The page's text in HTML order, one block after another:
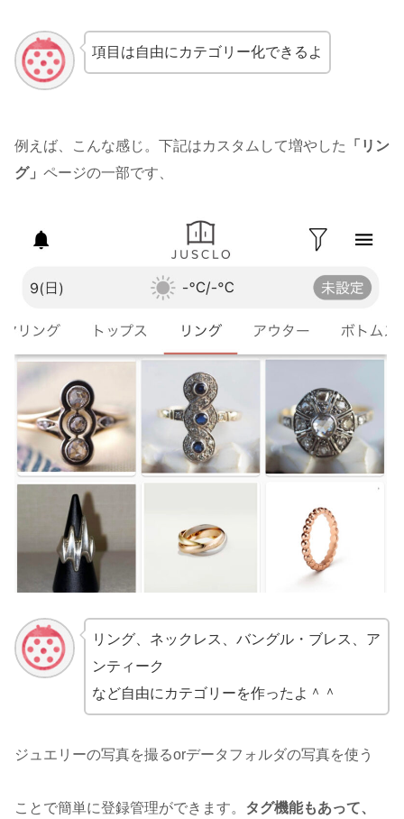
項目は自由にカテゴリー化できるよ
例えば、こんな感じ。下記はカスタムして増やした
「リン
グ」 ページの一部です、
リング、ネックレス、バングル・ブレス、ア
ンティーク
など自由にカテゴリーを作ったよ＾＾
ジュエリーの写真を撮るorデータフォルダの写真を使う
ことで簡単に登録管理ができます。 タグ機能もあって、